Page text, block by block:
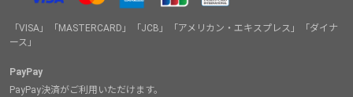
「VISA」「MASTERCARD」「JCB」「アメリカン・エキスプレス」「ダイナ
ース」
PayPay
PayPay決済がご利用いただけます。